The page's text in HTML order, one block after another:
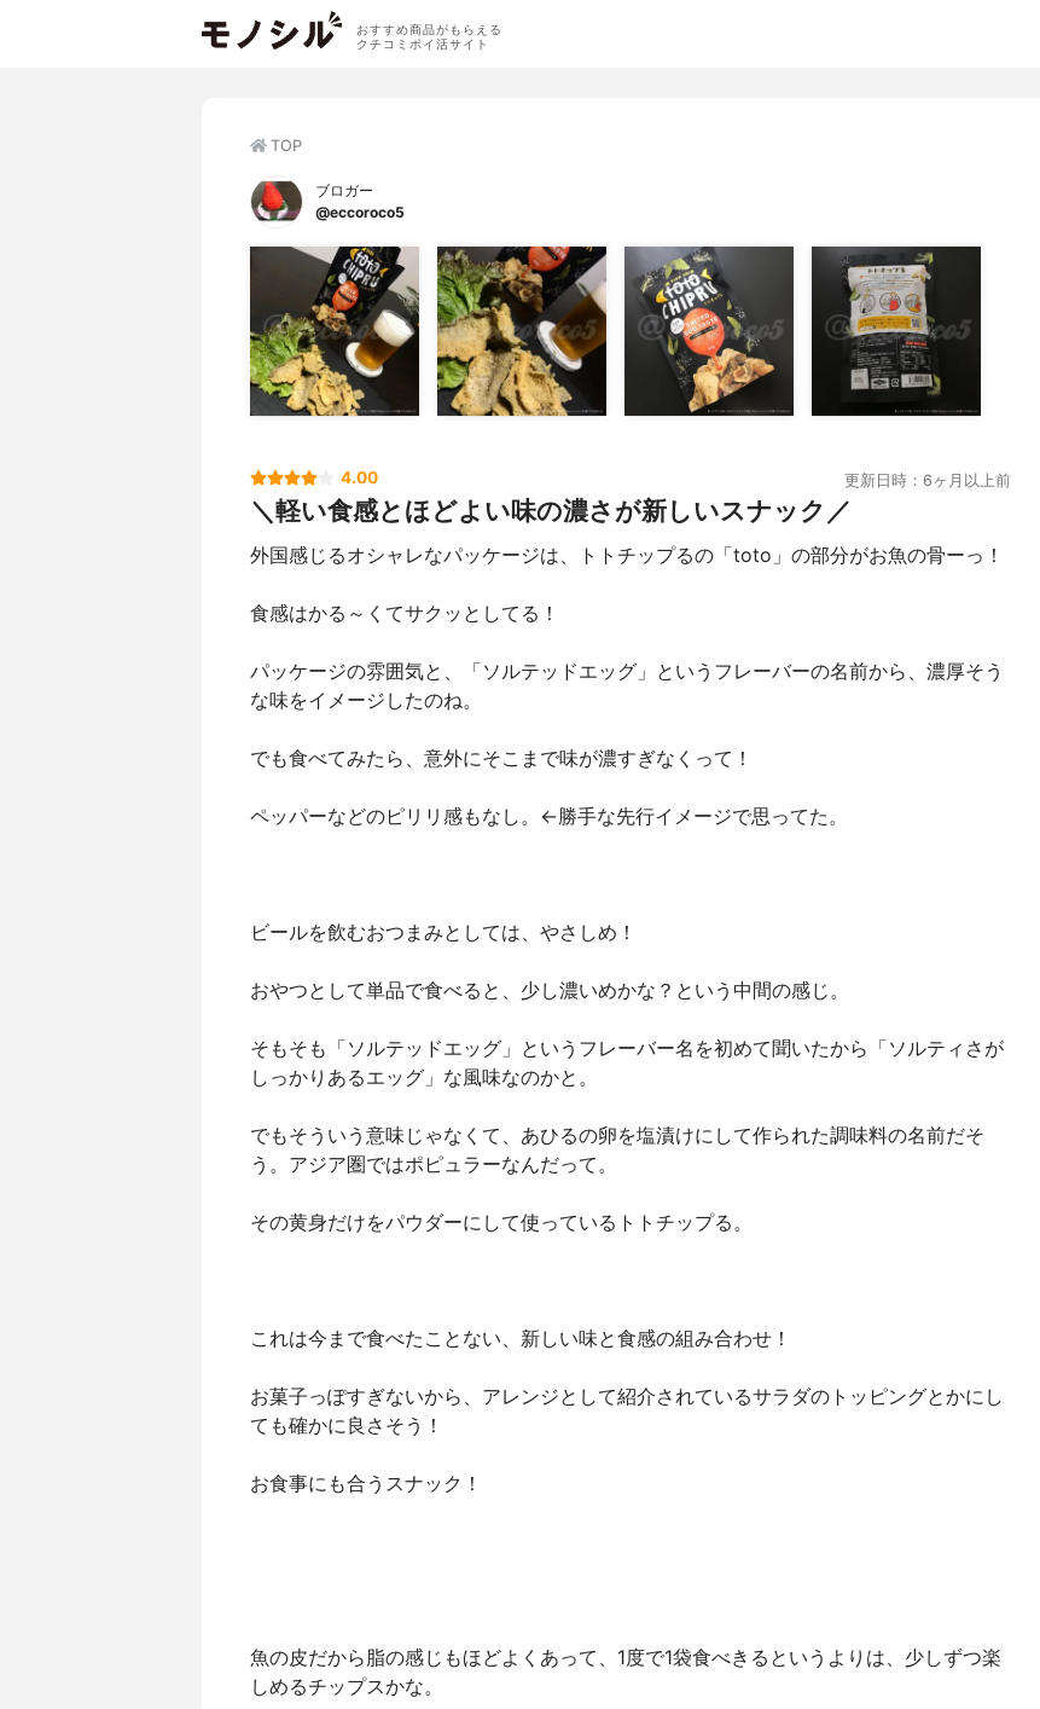
おすすめ商品がもらえる
クチコミポイ活サイト
TOP
ブロガー
@eccoroco5
4.00 更新日時：6ヶ月以上前
＼軽い食感とほどよい味の濃さが新しいスナック／
外国感じるオシャレなパッケージは、トトチップるの「toto」の部分がお魚の骨ーっ！
食感はかる～くてサクッとしてる！
パッケージの雰囲気と、「ソルテッドエッグ」というフレーバーの名前から、濃厚そう
な味をイメージしたのね。
でも食べてみたら、意外にそこまで味が濃すぎなくって！
ペッパーなどのピリリ感もなし。←勝手な先行イメージで思ってた。
ビールを飲むおつまみとしては、やさしめ！
おやつとして単品で食べると、少し濃いめかな？という中間の感じ。
そもそも「ソルテッドエッグ」というフレーバー名を初めて聞いたから「ソルティさが
しっかりあるエッグ」な風味なのかと。
でもそういう意味じゃなくて、あひるの卵を塩漬けにして作られた調味料の名前だそ
う。アジア圏ではポピュラーなんだって。
その黄身だけをパウダーにして使っているトトチップる。
これは今まで食べたことない、新しい味と食感の組み合わせ！
お菓子っぽすぎないから、アレンジとして紹介されているサラダのトッピングとかにし
ても確かに良さそう！
お食事にも合うスナック！
魚の皮だから脂の感じもほどよくあって、1度で1袋食べきるというよりは、少しずつ楽
しめるチップスかな。